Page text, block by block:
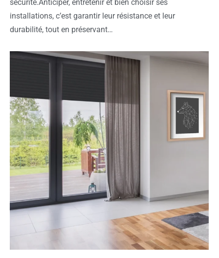
sécurité.Anticiper, entretenir et bien choisir ses
installations, c’est garantir leur résistance et leur
durabilité, tout en préservant…